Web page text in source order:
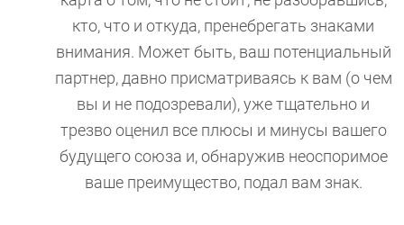
кто, что и откуда, пренебрегать знаками
внимания. Может быть, ваш потенциальный
партнер, давно присматриваясь к вам (о чем
вы и не подозревали), уже тщательно и
трезво оценил все плюсы и минусы вашего
будущего союза и, обнаружив неоспоримое
ваше преимущество, подал вам знак.